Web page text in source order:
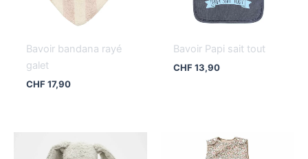
Bavoir bandana rayé
galet
CHF17,90
Bavoir Papi sait tout
CHF13,90